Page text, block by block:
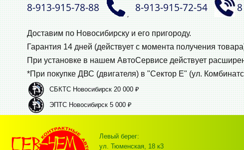
8‑913‑915‑78‑88
,
8‑913‑915‑72‑54
Доставим по Новосибирску и его пригороду.
Гарантия 14 дней (действует с момента получения
При установке в нашем АвтоСервисе действует
*При покупке ДВС (двигателя) в "Сектор Е" (ул.
СБКТС Новосибирск 20 000 ₽
ЭПТС Новосибирск 5 000 ₽
Левый берег:
ул. Тюменская, 18 к3